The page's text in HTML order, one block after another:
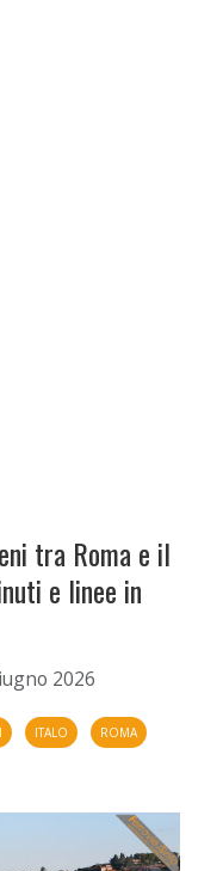
tra Roma e il
e linee in
2026
ITALO ROMA